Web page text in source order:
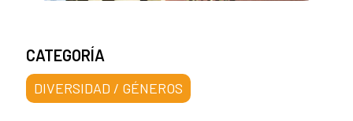
CATEGORÍA
DIVERSIDAD / GÉNEROS